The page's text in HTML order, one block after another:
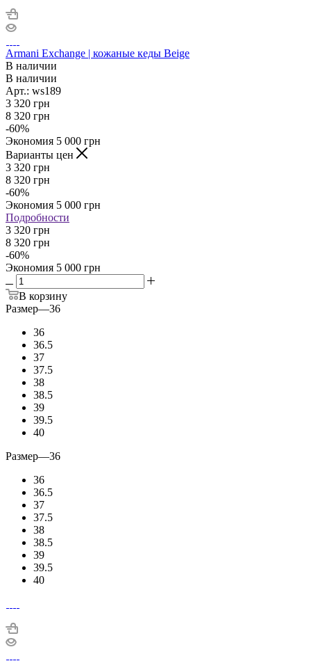
Armani Exchange | кожаные кеды Beige
В наличии
В наличии
Арт.: ws189
3 320 грн
8 320 грн
-60%
Экономия 5 000 грн
Варианты цен
3 320 грн
8 320 грн
-60%
Экономия 5 000 грн
Подробности
3 320 грн
8 320 грн
-60%
Экономия 5 000 грн
В корзину
Размер—36
36
36.5
37
37.5
38
38.5
39
39.5
40
Размер—36
36
36.5
37
37.5
38
38.5
39
39.5
40